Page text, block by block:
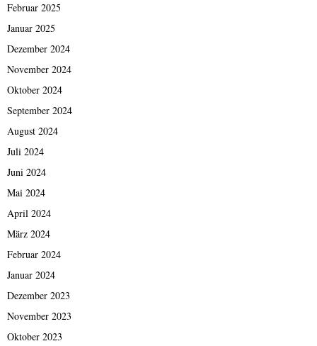
Februar 2025
Januar 2025
Dezember 2024
November 2024
Oktober 2024
September 2024
August 2024
Juli 2024
Juni 2024
Mai 2024
April 2024
März 2024
Februar 2024
Januar 2024
Dezember 2023
November 2023
Oktober 2023